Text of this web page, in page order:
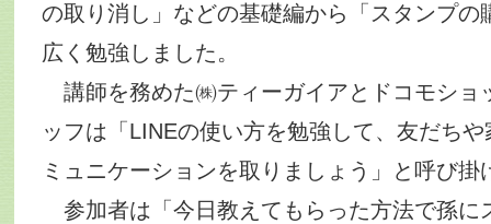
の取り消し」などの基礎編から「スタンプの
広く勉強しました。
講師を務めた㈱ティーガイアとドコモショ
ッフは「LINEの使い方を勉強して、友だち
ミュニケーションを取りましょう」と呼び掛
参加者は「今日教えてもらった方法で孫に